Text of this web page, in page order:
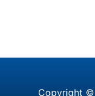
Copyright ©